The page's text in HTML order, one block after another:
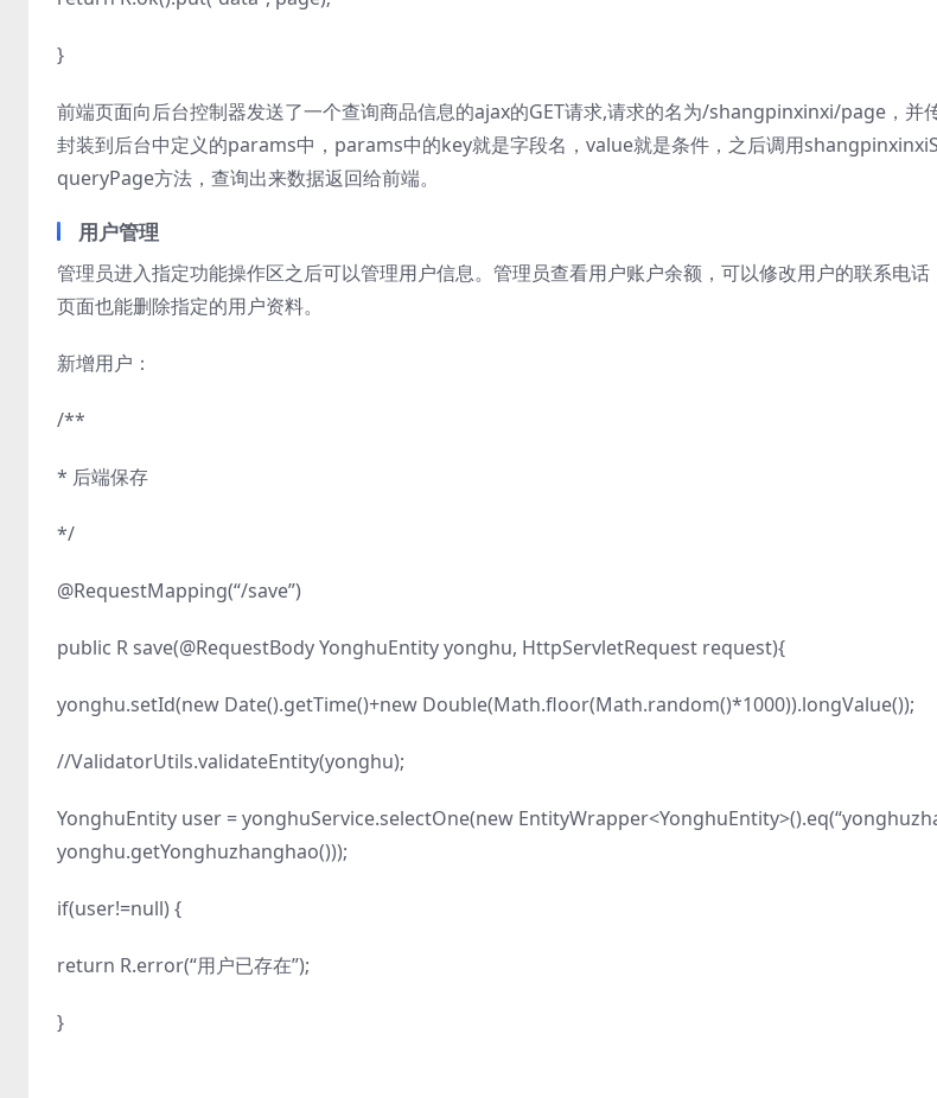
}
前端页面向后台控制器发送了一个查询商品信息的ajax的GET请求,请求的名为/shangpinxinxi/page，并
封装到后台中定义的params中，params中的key就是字段名，value就是条件，之后调用
queryPage方法，查询出来数据返回给前端。
用户管理
管理员进入指定功能操作区之后可以管理用户信息。管理员查看用户账户余额，可以修改用户的联系电
页面也能删除指定的用户资料。
新增用户：
/**
* 后端保存
*/
@RequestMapping(“/save”)
public R save(@RequestBody YonghuEntity yonghu, HttpServletRequest request){
yonghu.setId(new Date().getTime()+new Double(Math.floor(Math.random()*1000)).longValue());
//ValidatorUtils.validateEntity(yonghu);
YonghuEntity user = yonghuService.selectOne(new
yonghu.getYonghuzhanghao()));
if(user!=null) {
return R.error(“用户已存在”);
}